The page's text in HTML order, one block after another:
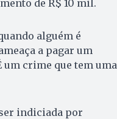
de R$ 10 mil.
alguém é
a pagar um
um crime que tem uma
indiciada por